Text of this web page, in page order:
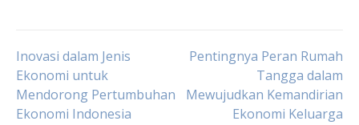
Post
navigation
Inovasi dalam Jenis
Ekonomi untuk
Mendorong Pertumbuhan
Ekonomi Indonesia
Pentingnya Peran Rumah
Tangga dalam
Mewujudkan Kemandirian
Ekonomi Keluarga